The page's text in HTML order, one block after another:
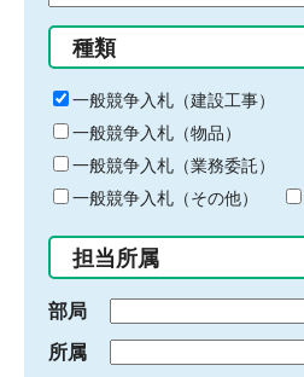
る
キ
ー
ワ
ー
ド
入
力
種類
一般競争入札（建設工事）
一般競争入札（物品）
一般競争入札（業務委託）
一般競争入札（その他）
担当所属
部局
所属